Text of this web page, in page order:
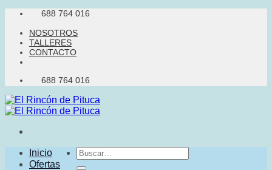
Saltar
contenido
688 764 016
NOSOTROS
TALLERES
CONTACTO
688 764 016
Buscar
por:
Inicio
Ofertas